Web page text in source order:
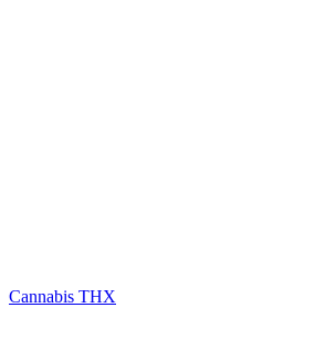
Cannabis THX